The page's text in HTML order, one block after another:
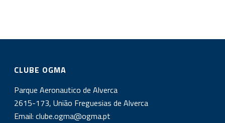
CLUBE OGMA
Parque Aeronautico de Alverca
2615-173, União Freguesias de Alverca
Email:clube.ogma@ogma.pt